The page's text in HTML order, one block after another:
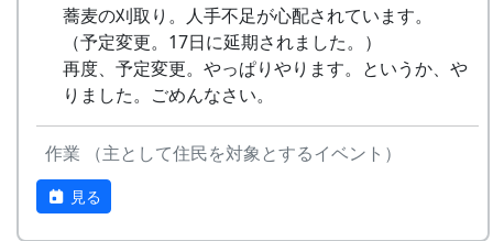
メニュー : 岩座神特産の「石垣茶」、梅ジュ
ース、リンゴジュースなどの飲料と、棚田米
コシヒカリのおにぎりを準備しています。
お買い物 : 地域特産品コーナー
問い合せ : 会長 XXXX 999-9999-9999
蕎麦の刈取り。人手不足が心配されています。
（予定変更。17日に延期されました。）
再度、予定変更。やっぱりやります。というか、や
りました。ごめんなさい。
作業 （主として住民を対象とするイベント）
見る